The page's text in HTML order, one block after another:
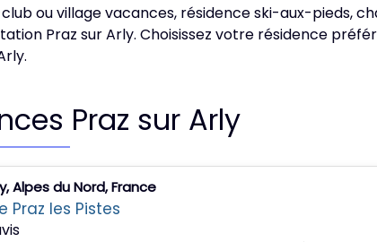
ou village vacances, résidence ski-aux-pieds,
Praz sur Arly. Choisissez votre résidence
Praz sur Arly
Alpes du Nord, France
Praz les Pistes